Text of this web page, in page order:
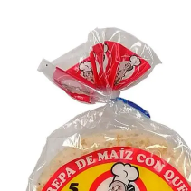
papel higienico
nutribela
galletas
aceite
queso
pollo
carne